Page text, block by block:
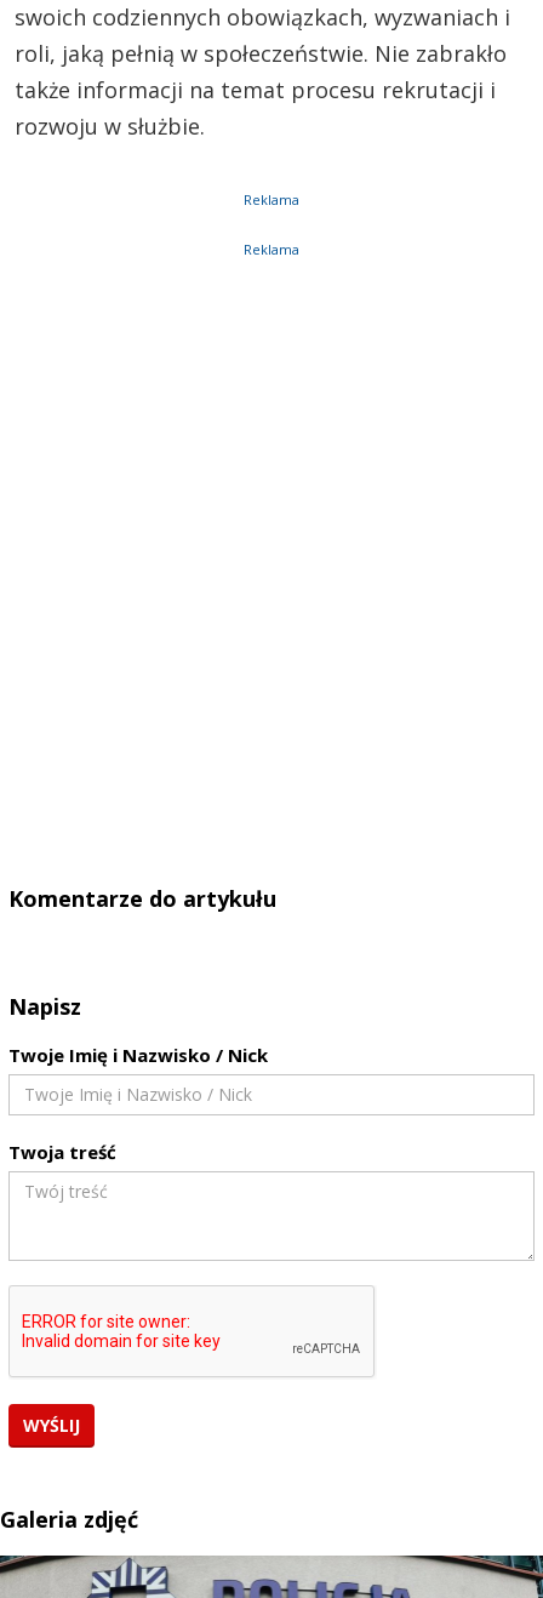
swoich codziennych obowiązkach, wyzwaniach i
roli, jaką pełnią w społeczeństwie. Nie zabrakło
także informacji na temat procesu rekrutacji i
rozwoju w służbie.
Reklama
Reklama
Komentarze do artykułu
Napisz
Twoje Imię i Nazwisko / Nick
Twoja treść
Galeria zdjęć